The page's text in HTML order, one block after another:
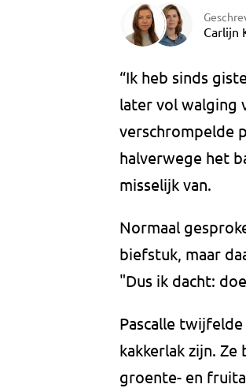
Carlijn
“Ik heb sinds
later vol walging
verschrompelde
halverwege het
misselijk van.
Normaal
biefstuk, maar
"Dus ik dacht:
Pascalle
kakkerlak zijn.
groente- en